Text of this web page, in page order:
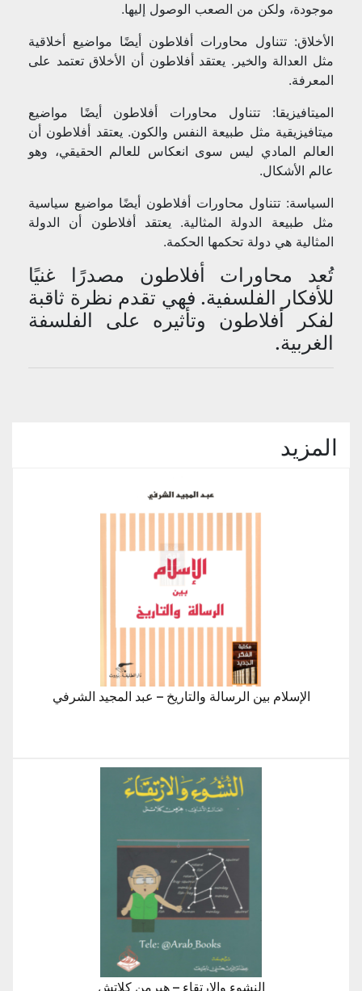
موجودة، ولكن من الصعب الوصول إليها.
الأخلاق: تتناول محاورات أفلاطون أيضًا مواضيع أخلاقية
مثل العدالة والخير. يعتقد أفلاطون أن الأخلاق تعتمد على
المعرفة.
الميتافيزيقا: تتناول محاورات أفلاطون أيضًا مواضيع
ميتافيزيقية مثل طبيعة النفس والكون. يعتقد أفلاطون أن
العالم المادي ليس سوى انعكاس للعالم الحقيقي، وهو
عالم الأشكال.
السياسة: تتناول محاورات أفلاطون أيضًا مواضيع سياسية
مثل طبيعة الدولة المثالية. يعتقد أفلاطون أن الدولة
المثالية هي دولة تحكمها الحكمة.
تُعد محاورات أفلاطون مصدرًا غنيًا
للأفكار الفلسفية. فهي تقدم نظرة ثاقبة
لفكر أفلاطون وتأثيره على الفلسفة
الغربية.
المزيد
الإسلام بين الرسالة والتاريخ – عبد المجيد الشرفي
النشوء والارتقاء – هيرمن كلاتش